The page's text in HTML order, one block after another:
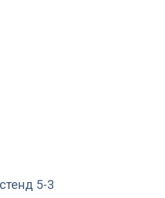
стенд 5-3